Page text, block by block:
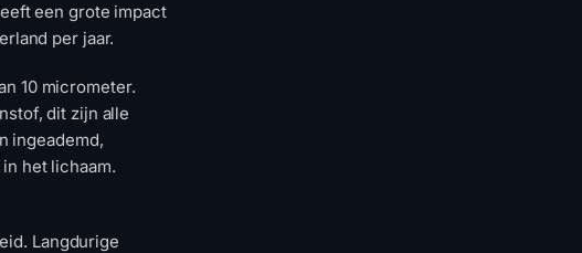
een grote impact
per jaar.
10 micrometer.
dit zijn alle
ingeademd,
het lichaam.
Langdurige